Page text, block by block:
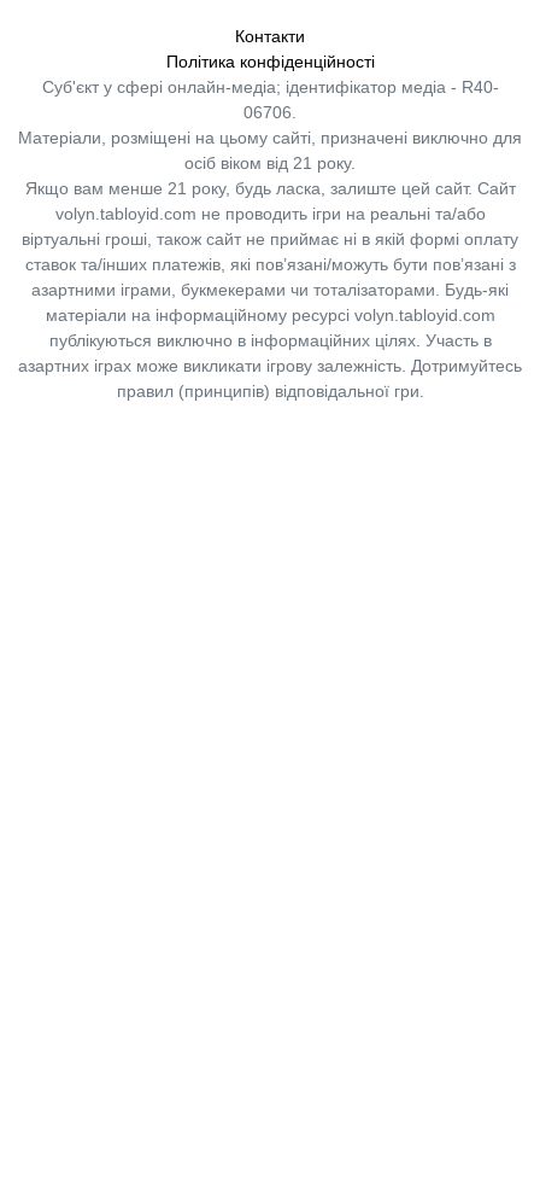
Контакти
Політика конфіденційності
Суб'єкт у сфері онлайн-медіа; ідентифікатор медіа - R40-
06706.
Матеріали, розміщені на цьому сайті, призначені виключно для
осіб віком від 21 року.
Якщо вам менше 21 року, будь ласка, залиште цей сайт. Сайт
volyn.tabloyid.com не проводить ігри на реальні та/або
віртуальні гроші, також сайт не приймає ні в якій формі оплату
ставок та/інших платежів, які пов’язані/можуть бути пов’язані з
азартними іграми, букмекерами чи тоталізаторами. Будь-які
матеріали на інформаційному ресурсі volyn.tabloyid.com
публікуються виключно в інформаційних цілях. Участь в
азартних іграх може викликати ігрову залежність. Дотримуйтесь
правил (принципів) відповідальної гри.